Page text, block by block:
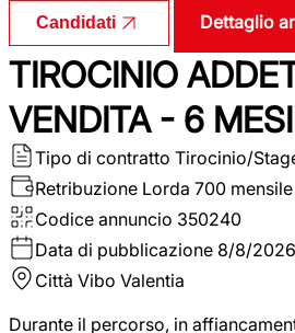
Candidati Dettaglio
TIROCINIO
VENDITA - 6 MESI
Tipo di contratto Tirocinio/
Retribuzione Lorda 700 mensile
Codice annuncio 350240
Data di pubblicazione 8/8/2026
Città Vibo Valentia
Durante il percorso, in